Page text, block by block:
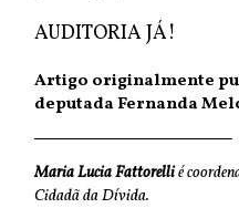
AUDITORIA JÁ!
Artigo originalmente
deputada Fernanda
Maria Lucia Fattorellié
Cidadã da Dívida.